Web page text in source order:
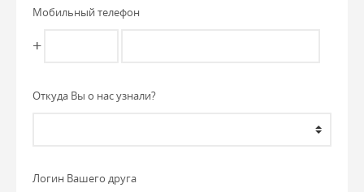
Мобильный телефон
+
Откуда Вы о нас узнали?
Логин Вашего друга